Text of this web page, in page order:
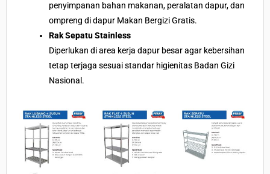
penyimpanan bahan makanan, peralatan dapur, dan
ompreng di dapur Makan Bergizi Gratis.
Rak Sepatu Stainless
Diperlukan di area kerja dapur besar agar kebersihan
tetap terjaga sesuai standar higienitas Badan Gizi
Nasional.